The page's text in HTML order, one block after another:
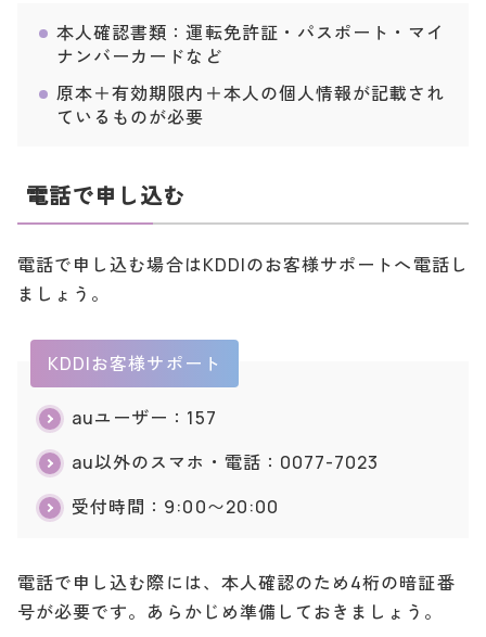
本人確認書類：運転免許証・パスポート・マイ
ナンバーカードなど
原本＋有効期限内＋本人の個人情報が記載され
ているものが必要
電話で申し込む
電話で申し込む場合はKDDIのお客様サポートへ電話し
ましょう。
KDDIお客様サポート
auユーザー：157
au以外のスマホ・電話：0077-7023
受付時間：9:00〜20:00
電話で申し込む際には、本人確認のため4桁の暗証番
号が必要です。あらかじめ準備しておきましょう。